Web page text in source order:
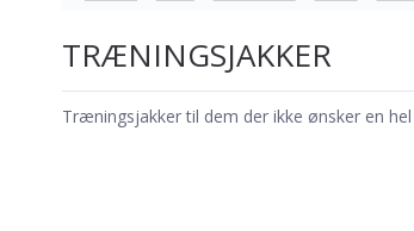
TRÆNINGSJAKKER
Træningsjakker til dem der ikke ønsker en